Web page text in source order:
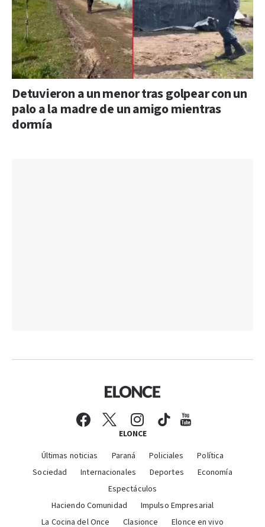
Detuvieron a un menor tras golpear con un
palo a la madre de un amigo mientras
dormía
ELONCE
Últimas noticias Paraná Policiales
Política
Sociedad
Internacionales Deportes
Economía
Espectáculos
Haciendo Comunidad
Impulso Empresarial
La Cocina del Once
Clasionce Elonce en vivo